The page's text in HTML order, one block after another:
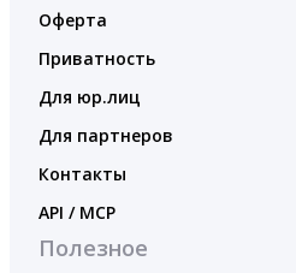
Оферта
Приватность
Для юр.лиц
Для партнеров
Контакты
API / MCP
Полезное